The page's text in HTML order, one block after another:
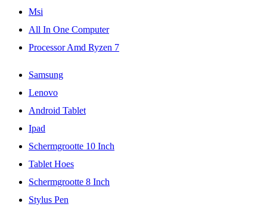
Msi
All In One Computer
Processor Amd Ryzen 7
Samsung
Lenovo
Android Tablet
Ipad
Schermgrootte 10 Inch
Tablet Hoes
Schermgrootte 8 Inch
Stylus Pen